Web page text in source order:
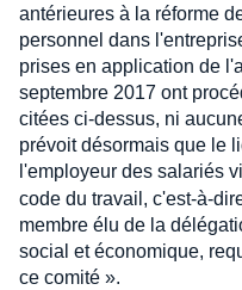
antérieures à la réforme
personnel dans
prises en application de
septembre 2017 ont
citées ci-dessus, ni
prévoit désormais que le
l'employeur des salariés
code du travail, c'est-à-
membre élu de la
social et économique,
ce comité ».